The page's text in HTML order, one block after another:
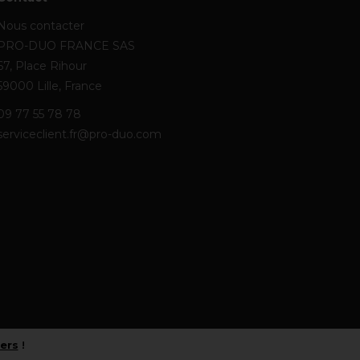
contacter
DUO FRANCE SAS
Place Rihour
Lille, France
77 55 78 78
duo.com
!